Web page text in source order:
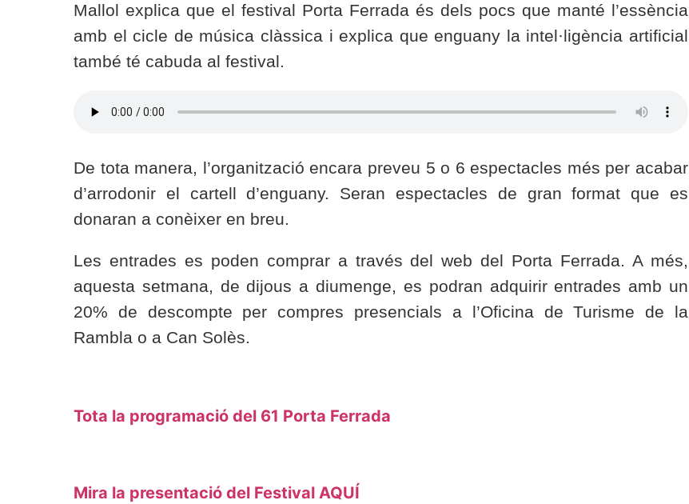
Mallol explica que el festival Porta Ferrada és dels pocs que manté l’essència
amb el cicle de música clàssica i explica que enguany la intel·ligència artificial
també té cabuda al festival.
De tota manera, l’organització encara preveu 5 o 6 espectacles més per acabar
d’arrodonir el cartell d’enguany. Seran espectacles de gran format que es
donaran a conèixer en breu.
Les entrades es poden comprar a través del web del Porta Ferrada. A més,
aquesta setmana, de dijous a diumenge, es podran adquirir entrades amb un
20% de descompte per compres presencials a l’Oficina de Turisme de la
Rambla o a Can Solès.
Tota la programació del 61 Porta Ferrada
Mira la presentació del Festival AQUÍ